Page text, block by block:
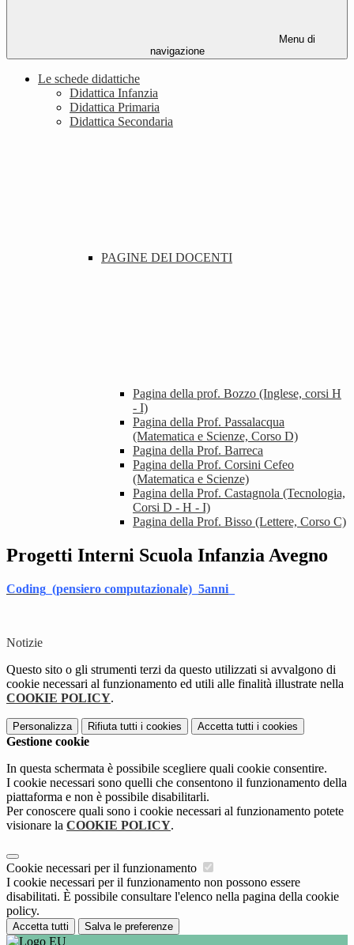
Menu di
navigazione
Le schede didattiche
Didattica Infanzia
Didattica Primaria
Didattica Secondaria
PAGINE DEI DOCENTI
Pagina della prof. Bozzo (Inglese, corsi H
- I)
Pagina della Prof. Passalacqua
(Matematica e Scienze, Corso D)
Pagina della Prof. Barreca
Pagina della Prof. Corsini Cefeo
(Matematica e Scienze)
Pagina della Prof. Castagnola (Tecnologia,
Corsi D - H - I)
Pagina della Prof. Bisso (Lettere, Corso C)
Progetti Interni Scuola Infanzia Avegno
Coding_(pensiero computazionale)_5anni
Notizie
Questo sito o gli strumenti terzi da questo utilizzati si avvalgono di
cookie necessari al funzionamento ed utili alle finalità illustrate nella
COOKIE POLICY.
Personalizza Rifiuta tutti i cookies Accetta tutti i cookies
Gestione cookie
In questa schermata è possibile scegliere quali cookie consentire.
I cookie necessari sono quelli che consentono il funzionamento della
piattaforma e non è possibile disabilitarli.
Per conoscere quali sono i cookie necessari al funzionamento potete
visionare la COOKIE POLICY.
Cookie necessari per il funzionamento
I cookie necessari per il funzionamento non possono essere
disabilitati. È possibile consultare l'elenco nella pagina della cookie
policy.
Accetta tutti Salva le preferenze